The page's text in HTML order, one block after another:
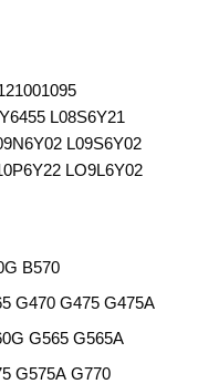
L08S6Y21
L09S6Y02
LO9L6Y02
B570
G470 G475 G475A
G565 G565A
G575A G770